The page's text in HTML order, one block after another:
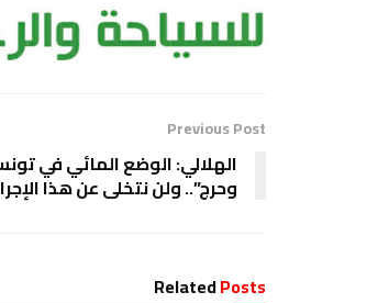
Previous Post
الهلالي: الوضع المائي في
وحرج”.. ولن نتخلى عن هذا
RelatedPosts